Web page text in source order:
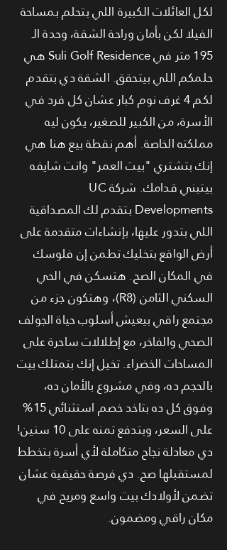
لكل العائلات الكبيرة اللي بتحلم بمساحة
الفيلا لكن بأمان وراحة الشقة، وحدة الـ
195 متر في Suli Golf Residence هي
حلمكم اللي بيتحقق. الشقة دي بتقدم
لكم 4 غرف نوم كبار عشان كل فرد في
الأسرة، من الكبير للصغير، يكون ليه
مملكته الخاصة. أهم نقطة بيع هنا هي
إنك بتشتري "بيت العمر" وانت شايفه
بيتبني قدامك. شركة UC
Developments بتقدم لك المصداقية
اللي بتدور عليها، بإنشاءات متقدمة على
أرض الواقع بتخليك تطمن إن فلوسك
في المكان الصح. هتسكن في الحي
السكني الثامن (R8)، وهتكون جزء من
مجتمع راقي بيعيش أسلوب حياة الجولف
الصحي والفاخر، مع إطلالات ساحرة على
المساحات الخضراء. تخيل إنك بتمتلك بيت
بالحجم ده، وفي مشروع بالأمان ده،
وفوق كل ده بتاخد خصم استثنائي 15%
على السعر، وبتدفع تمنه على 10 سنين!
دي معادلة نجاح متكاملة لأي أسرة بتخطط
لمستقبلها صح. دي فرصة حقيقية عشان
تضمن لأولادك بيت واسع ومريح في
مكان راقي ومضمون.